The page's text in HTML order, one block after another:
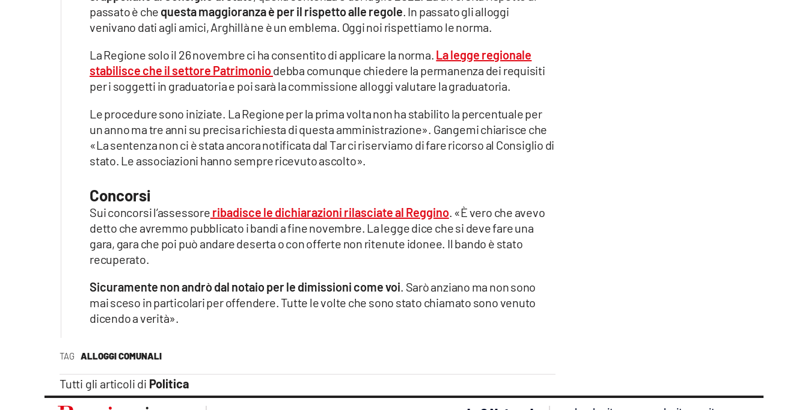
TAG ALLOGGI COMUNALI
Tutti gli articoli di Politica
passato è che questa maggioranza è per il rispetto alle regole. In passato gli alloggi
venivano dati agli amici, Arghillà ne è un emblema. Oggi noi rispettiamo le norma.
La Regione solo il 26 novembre ci ha consentito di applicare la norma. La legge regionale
stabilisce che il settore Patrimoniodebba comunque chiedere la permanenza dei requisiti
per i soggetti in graduatoria e poi sarà la commissione alloggi valutare la graduatoria.
Le procedure sono iniziate. La Regione per la prima volta non ha stabilito la percentuale per
un anno ma tre anni su precisa richiesta di questa amministrazione». Gangemi chiarisce che
«La sentenza non ci è stata ancora notificata dal Tar ci riserviamo di fare ricorso al Consiglio di
stato. Le associazioni hanno sempre ricevuto ascolto».
Concorsi
Sui concorsi l’assessore ribadisce le dichiarazioni rilasciate al Reggino. «È vero che avevo
detto che avremmo pubblicato i bandi a fine novembre. La legge dice che si deve fare una
gara, gara che poi può andare deserta o con offerte non ritenute idonee. Il bando è stato
recuperato.
Sicuramente non andrò dal notaio per le dimissioni come voi. Sarò anziano ma non sono
mai sceso in particolari per offendere. Tutte le volte che sono stato chiamato sono venuto
dicendo a verità».